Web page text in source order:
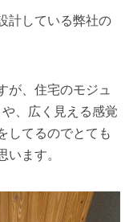
計している弊社の
が、住宅のモジュ
、広く見える感覚
してるのでとても
います。